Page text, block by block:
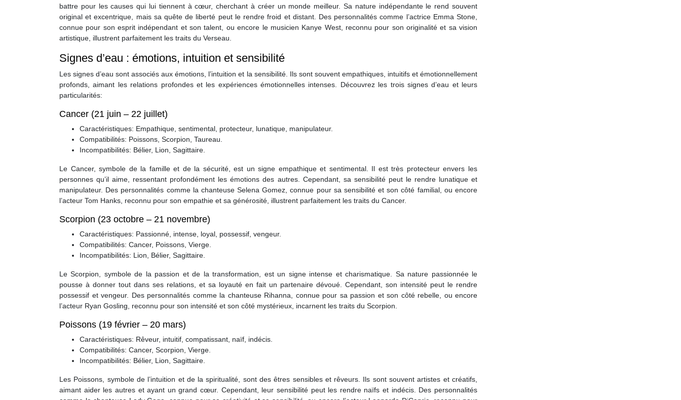
battre pour les causes qui lui tiennent à cœur, cherchant à créer un monde meilleur. Sa nature indépendante le rend souvent
original et excentrique, mais sa quête de liberté peut le rendre froid et distant. Des personnalités comme l’actrice Emma Stone,
connue pour son esprit indépendant et son talent, ou encore le musicien Kanye West, reconnu pour son originalité et sa vision
artistique, illustrent parfaitement les traits du Verseau.
Signes d’eau : émotions, intuition et sensibilité
Les signes d’eau sont associés aux émotions, l’intuition et la sensibilité. Ils sont souvent empathiques, intuitifs et émotionnellement
profonds, aimant les relations profondes et les expériences émotionnelles intenses. Découvrez les trois signes d’eau et leurs
particularités:
Cancer (21 juin – 22 juillet)
Caractéristiques: Empathique, sentimental, protecteur, lunatique, manipulateur.
Compatibilités: Poissons, Scorpion, Taureau.
Incompatibilités: Bélier, Lion, Sagittaire.
Le Cancer, symbole de la famille et de la sécurité, est un signe empathique et sentimental. Il est très protecteur envers les
personnes qu’il aime, ressentant profondément les émotions des autres. Cependant, sa sensibilité peut le rendre lunatique et
manipulateur. Des personnalités comme la chanteuse Selena Gomez, connue pour sa sensibilité et son côté familial, ou encore
l’acteur Tom Hanks, reconnu pour son empathie et sa générosité, illustrent parfaitement les traits du Cancer.
Scorpion (23 octobre – 21 novembre)
Caractéristiques: Passionné, intense, loyal, possessif, vengeur.
Compatibilités: Cancer, Poissons, Vierge.
Incompatibilités: Lion, Bélier, Sagittaire.
Le Scorpion, symbole de la passion et de la transformation, est un signe intense et charismatique. Sa nature passionnée le
pousse à donner tout dans ses relations, et sa loyauté en fait un partenaire dévoué. Cependant, son intensité peut le rendre
possessif et vengeur. Des personnalités comme la chanteuse Rihanna, connue pour sa passion et son côté rebelle, ou encore
l’acteur Ryan Gosling, reconnu pour son intensité et son côté mystérieux, incarnent les traits du Scorpion.
Poissons (19 février – 20 mars)
Caractéristiques: Rêveur, intuitif, compatissant, naïf, indécis.
Compatibilités: Cancer, Scorpion, Vierge.
Incompatibilités: Bélier, Lion, Sagittaire.
Les Poissons, symbole de l’intuition et de la spiritualité, sont des êtres sensibles et rêveurs. Ils sont souvent artistes et créatifs,
aimant aider les autres et ayant un grand cœur. Cependant, leur sensibilité peut les rendre naïfs et indécis. Des personnalités